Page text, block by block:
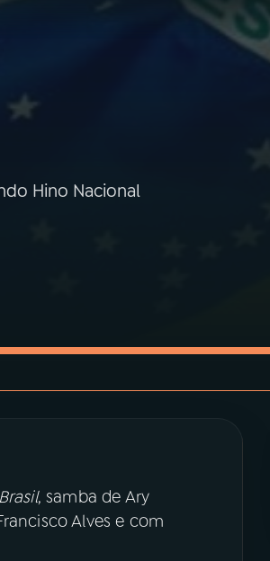
Hino Nacional
, samba de Ary
Alves e com